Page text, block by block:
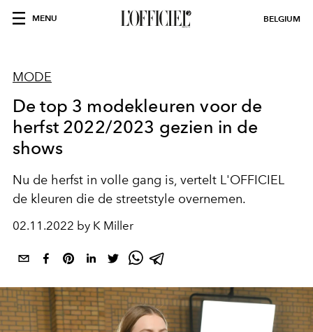
MENU BELGIUM
MODE
De top 3 modekleuren voor de
herfst 2022/2023 gezien in de
shows
Nu de herfst in volle gang is, vertelt L'OFFICIEL
de kleuren die de streetstyle overnemen.
02.11.2022 by K Miller